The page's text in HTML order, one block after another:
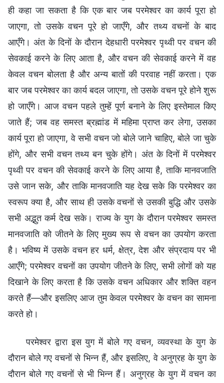
ही कहा जा सकता है कि एक बार जब परमेश्वर का कार्य पूरा हो
जाएगा, तो उसके वचन पूरे हो जाएँगे, और तथ्य वचनों के बाद
आएँगे। अंत के दिनों के दौरान देहधारी परमेश्वर पृथ्वी पर वचन की
सेवकाई करने के लिए आता है, और वचन की सेवकाई करने में वह
केवल वचन बोलता है और अन्य बातों की परवाह नहीं करता। एक
बार जब परमेश्वर का कार्य बदल जाएगा, तो उसके वचन पूरे होने शुरू
हो जाएँगे। आज वचन पहले तुम्हें पूर्ण बनाने के लिए इस्तेमाल किए
जाते हैं; जब वह समस्त ब्रह्मांड में महिमा प्राप्त कर लेगा, उसका
कार्य पूरा हो जाएगा, वे सभी वचन जो बोले जाने चाहिए, बोले जा चुके
होंगे, और सभी वचन तथ्य बन चुके होंगे। अंत के दिनों में परमेश्वर
पृथ्वी पर वचन की सेवकाई करने के लिए आया है, ताकि मानवजाति
उसे जान सके, और ताकि मानवजाति यह देख सके कि परमेश्वर का
स्वरूप क्या है, और साथ ही उसके वचनों से उसकी बुद्धि और उसके
सभी अद्भुत कर्म देख सके। राज्य के युग के दौरान परमेश्वर समस्त
मानवजाति को जीतने के लिए मुख्य रूप से वचन का उपयोग करता
है। भविष्य में उसके वचन हर धर्म, क्षेत्र, देश और संप्रदाय पर भी
आएँगे; परमेश्वर वचनों का उपयोग जीतने के लिए, सभी लोगों को यह
दिखाने के लिए करता है कि उसके वचन अधिकार और शक्ति वहन
करते हैं—और इसलिए आज तुम केवल परमेश्वर के वचन का सामना
करते हो।
परमेश्वर द्वारा इस युग में बोले गए वचन, व्यवस्था के युग के
दौरान बोले गए वचनों से भिन्न हैं, और इसलिए, वे अनुग्रह के युग के
दौरान बोले गए वचनों से भी भिन्न हैं। अनुग्रह के युग में वचन का